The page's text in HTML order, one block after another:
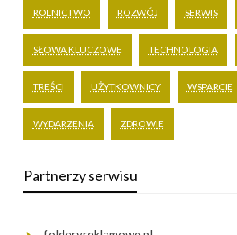
ROLNICTWO ROZWÓJ SERWIS
SŁOWA KLUCZOWE TECHNOLOGIA
TREŚCI UŻYTKOWNICY WSPARCIE
WYDARZENIA ZDROWIE
Partnerzy serwisu